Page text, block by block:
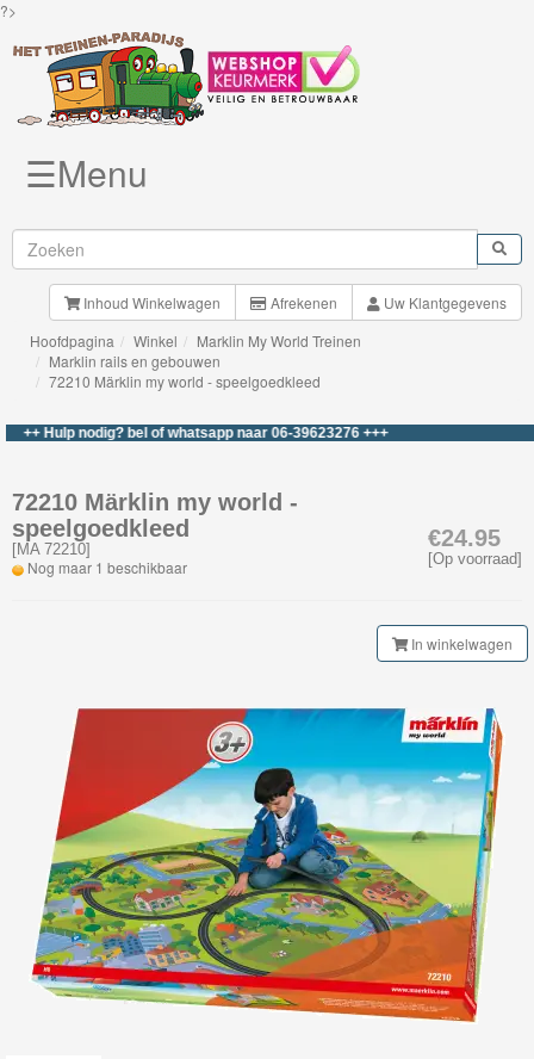
?>
Brio
Treinen
BigJigs
Rails
&
Märklin
My
World
artikelen
2026
Marklin
startset
Marklin
trein
&
wagon
☰Menu
Inhoud Winkelwagen Afrekenen
Uw Klantgegevens
Hoofdpagina
Winkel
Marklin My World Treinen
Marklin rails en gebouwen
72210 Märklin my world - speelgoedkleed
Hulp nodig? bel of whatsapp naar 06-39623276 +++
€24.95
[Op voorraad]
72210 Märklin my world -
speelgoedkleed
[MA 72210]
Nog maar 1 beschikbaar
In winkelwagen